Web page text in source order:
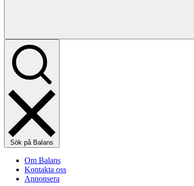
Sök på Balans
Om Balans
Kontakta oss
Annonsera